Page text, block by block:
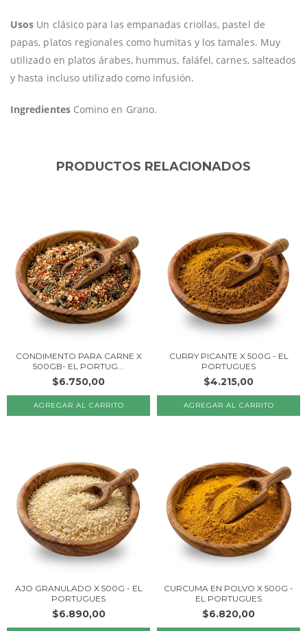
Usos Un clásico para las empanadas criollas, pastel de
papas, platos regionales como humitas y los tamales. Muy
utilizado en platos árabes, hummus, faláfel, carnes, salteados
y hasta incluso utilizado como infusión.
Ingredientes Comino en Grano.
PRODUCTOS RELACIONADOS
CONDIMENTO PARA CARNE X
500GB- EL PORTUG...
$6.750,00
CURRY PICANTE X 500G - EL
PORTUGUES
$4.215,00
AJO GRANULADO X 500G - EL
PORTUGUES
$6.890,00
CURCUMA EN POLVO X 500G -
EL PORTUGUES
$6.820,00